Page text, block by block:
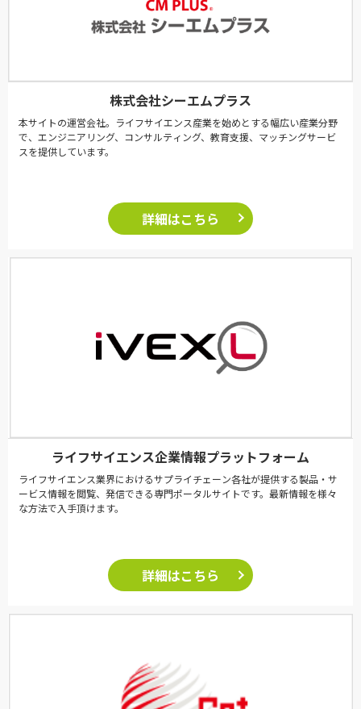
株式会社シーエムプラス
本サイトの運営会社。ライフサイエンス産業を始めとする幅広い産業分野
で、エンジニアリング、コンサルティング、教育支援、マッチングサービ
スを提供しています。
詳細はこちら
ライフサイエンス企業情報プラットフォーム
ライフサイエンス業界におけるサプライチェーン各社が提供する製品・サ
ービス情報を閲覧、発信できる専門ポータルサイトです。最新情報を様々
な方法で入手頂けます。
詳細はこちら